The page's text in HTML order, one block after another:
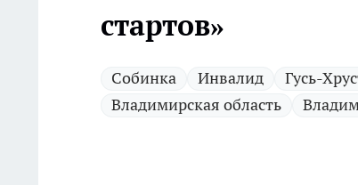
стартов»
Собинка Инвалид Гусь-
Владимирская область